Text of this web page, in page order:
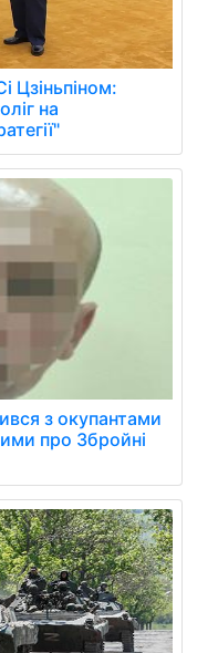
Цзіньпіном:
на
з окупантами
про Збройні